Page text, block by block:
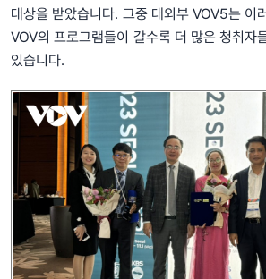
대상을 받았습니다. 그중 대외부 VOV5는 이
VOV의 프로그램들이 갈수록 더 많은 청취자
있습니다.